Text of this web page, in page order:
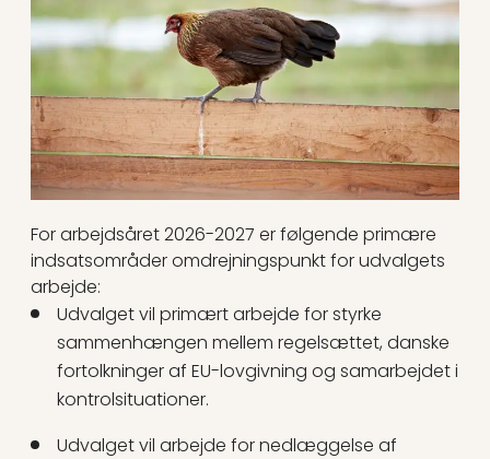
For arbejdsåret 2026-2027 er følgende primære
indsatsområder omdrejningspunkt for udvalgets
arbejde:
Udvalget vil primært arbejde for styrke
sammenhængen mellem regelsættet, danske
fortolkninger af EU-lovgivning og samarbejdet i
kontrolsituationer.
Udvalget vil arbejde for nedlæggelse af